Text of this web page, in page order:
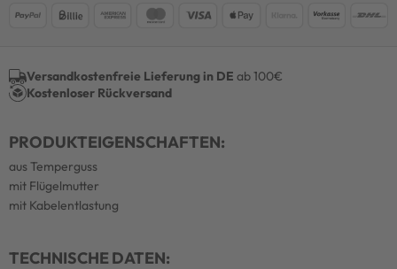
Versandkostenfreie Lieferung in DE ab 100€
Kostenloser Rückversand
PRODUKTEIGENSCHAFTEN:
aus Temperguss
mit Flügelmutter
mit Kabelentlastung
TECHNISCHE DATEN: